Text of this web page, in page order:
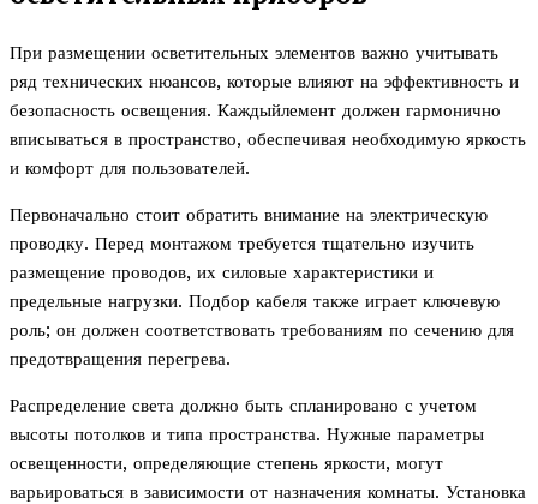
При размещении осветительных элементов важно учитывать
ряд технических нюансов, которые влияют на эффективность и
безопасность освещения. Каждыйлемент должен гармонично
вписываться в пространство, обеспечивая необходимую яркость
и комфорт для пользователей.
Первоначально стоит обратить внимание на электрическую
проводку. Перед монтажом требуется тщательно изучить
размещение проводов, их силовые характеристики и
предельные нагрузки. Подбор кабеля также играет ключевую
роль; он должен соответствовать требованиям по сечению для
предотвращения перегрева.
Распределение света должно быть спланировано с учетом
высоты потолков и типа пространства. Нужные параметры
освещенности, определяющие степень яркости, могут
варьироваться в зависимости от назначения комнаты. Установка